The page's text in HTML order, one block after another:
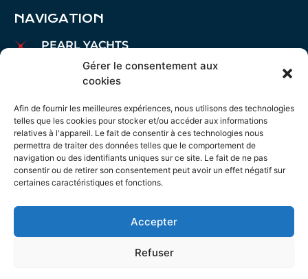
Gérer le consentement aux
cookies
Afin de fournir les meilleures expériences, nous utilisons des technologies
telles que les cookies pour stocker et/ou accéder aux informations
relatives à l'appareil. Le fait de consentir à ces technologies nous
permettra de traiter des données telles que le comportement de
navigation ou des identifiants uniques sur ce site. Le fait de ne pas
consentir ou de retirer son consentement peut avoir un effet négatif sur
certaines caractéristiques et fonctions.
Accepter
Refuser
NAVIGATION
PEARL YACHTS
PARDO YACHTS
MAREX BOATS
BATEAUX AIATA
COURTAGE
CHARTE
AMARRES
MAINTENANCE
ACTUALITÉS
AVIS JURIDIQUE
POLITIQUE EN MATIÈRE DE COOKIES